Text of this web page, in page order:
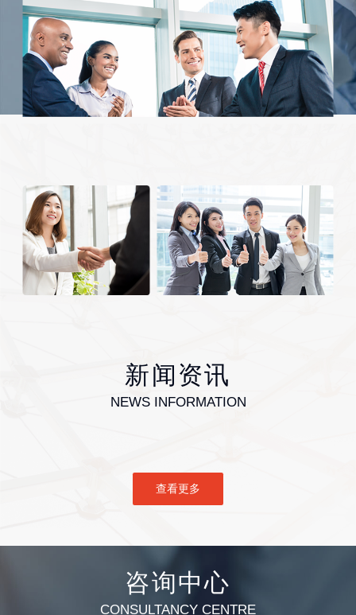
新闻资讯
NEWS INFORMATION
查看更多
咨询中心
CONSULTANCY CENTRE